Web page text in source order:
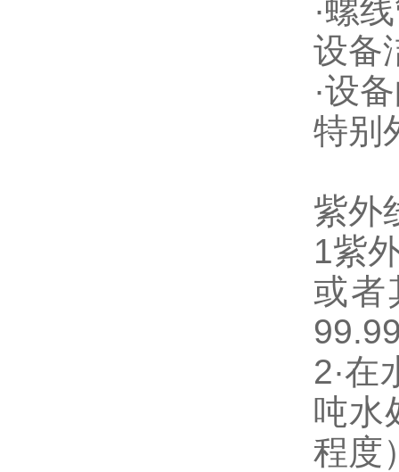
·螺
设备
·设
特别
紫外
1紫
或者
2·在
吨水
程度